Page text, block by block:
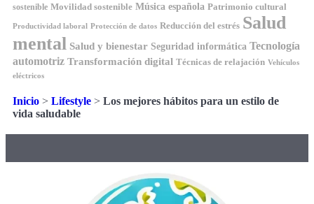
sostenible Movilidad sostenible Música española Patrimonio cultural
Productividad laboral Protección de datos Reducción del estrés Salud
mental Salud y bienestar Seguridad informática Tecnología
automotriz Transformación digital Técnicas de relajación Vehículos
eléctricos
Inicio > Lifestyle > Los mejores hábitos para un estilo de
vida saludable